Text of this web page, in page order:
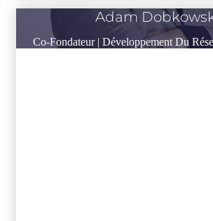
Adam
Co-Fondateur | Développement Du